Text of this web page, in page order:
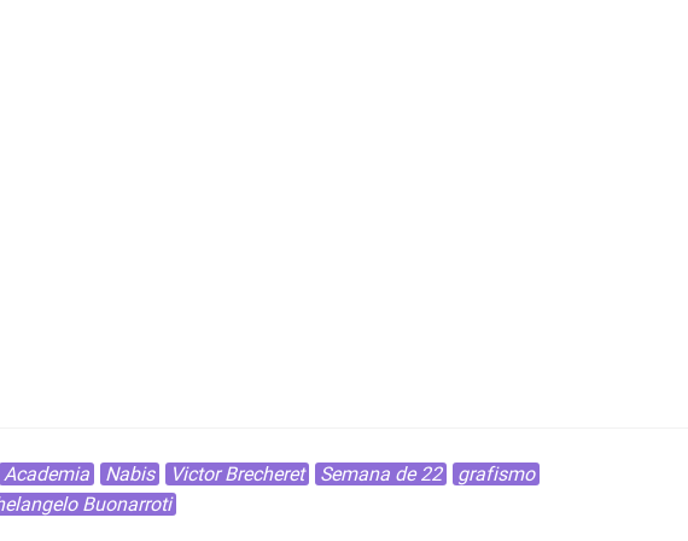
Academia Nabis Victor Brecheret Semana de 22
grafismo
Buonarroti